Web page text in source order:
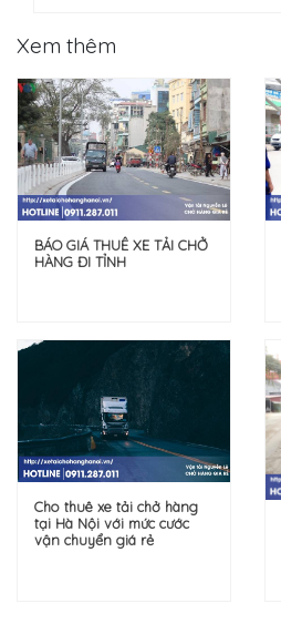
Xem thêm
BÁO GIÁ THUÊ XE TẢI CHỞ
HÀNG ĐI TỈNH
Cho thuê xe tải chở hàng
tại Hà Nội với mức cước
vận chuyển giá rẻ